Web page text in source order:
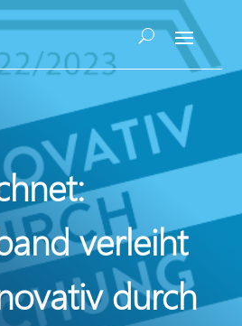
verleiht
durch